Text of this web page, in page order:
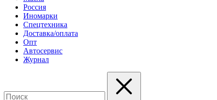
Россия
Иномарки
Спецтехника
Доставка/оплата
Опт
Автосервис
Журнал